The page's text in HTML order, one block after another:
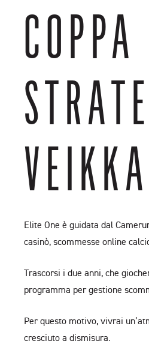
Elite One è guidata dal
casinò, scommesse online
Trascorsi i due anni, che
programma per gestione
Per questo motivo, vivrai
cresciuto a dismisura.